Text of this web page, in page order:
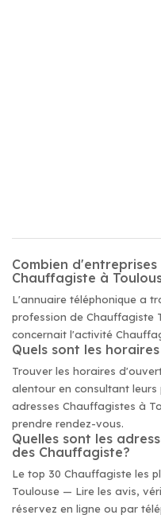
Combien
Chauffagiste à
L'annuaire téléphonique a
profession de Chauffagiste
concernait l'activité
Quels sont les
Trouver les horaires
alentour en consultant leurs
adresses Chauffagistes à
prendre rendez-vous.
Quelles sont les
des Chauffagiste?
Le top 30 Chauffagiste les
Toulouse — Lire les avis,
réservez en ligne ou par